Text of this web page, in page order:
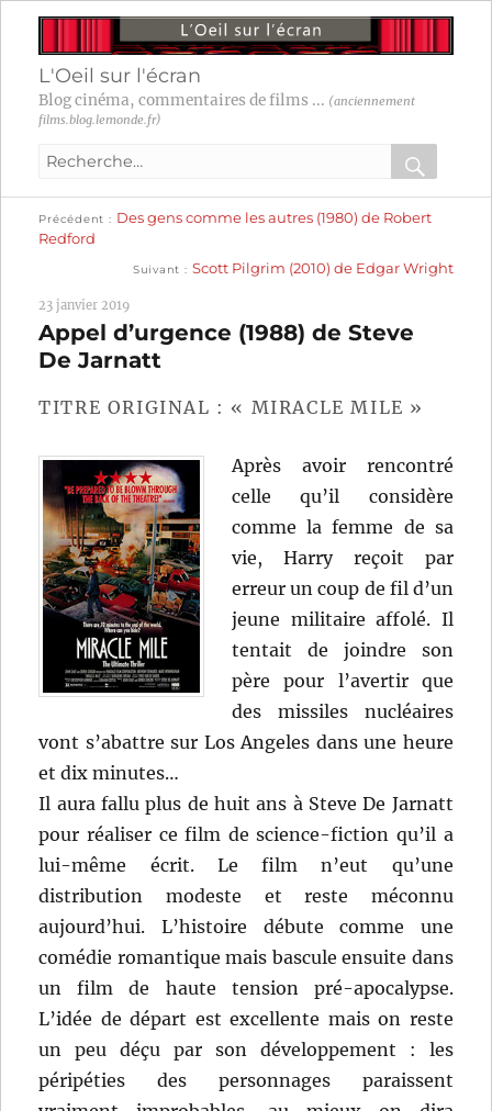
L'Oeil sur l'écran
Blog cinéma, commentaires de films ... (anciennement
films.blog.lemonde.fr)
Recherche
:
OK
Navigation
l’article
Précédent
précédente :
Des gens comme les autres (1980) de Robert
Redford
Suivant
suivante :
Scott Pilgrim (2010) de Edgar Wright
23 janvier 2019
Appel d’urgence (1988) de Steve
De Jarnatt
TITRE ORIGINAL : « MIRACLE MILE »
Après avoir rencontré
celle qu’il considère
comme la femme de sa
vie, Harry reçoit par
erreur un coup de fil d’un
jeune militaire affolé. Il
tentait de joindre son
père pour l’avertir que
des missiles nucléaires
vont s’abattre sur Los Angeles dans une heure
et dix minutes…
Il aura fallu plus de huit ans à Steve De Jarnatt
pour réaliser ce film de science-fiction qu’il a
lui-même écrit. Le film n’eut qu’une
distribution modeste et reste méconnu
aujourd’hui. L’histoire débute comme une
comédie romantique mais bascule ensuite dans
un film de haute tension pré-apocalypse.
L’idée de départ est excellente mais on reste
un peu déçu par son développement : les
péripéties des personnages paraissent